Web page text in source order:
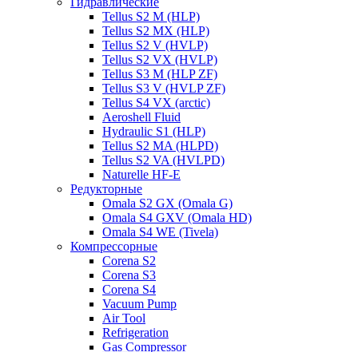
Tellus S2 M (HLP)
Tellus S2 MХ (HLP)
Tellus S2 V (HVLP)
Tellus S2 VX (HVLP)
Tellus S3 M (HLP ZF)
Tellus S3 V (HVLP ZF)
Tellus S4 VX (arctic)
Aeroshell Fluid
Hydraulic S1 (HLP)
Tellus S2 MA (HLPD)
Tellus S2 VA (HVLPD)
Naturelle HF-E
Редукторные
Omala S2 GX (Omala G)
Omala S4 GXV (Omala HD)
Omala S4 WE (Tivela)
Компрессорные
Corena S2
Corena S3
Corena S4
Vacuum Pump
Air Tool
Refrigeration
Gas Compressor